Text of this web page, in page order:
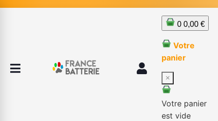
0 0,00 €
Votre
panier
×
Votre panier
est vide